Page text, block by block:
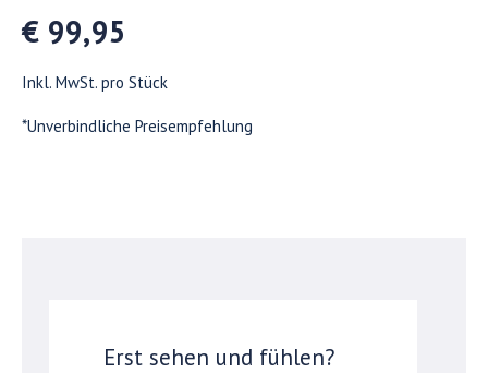
€ 99,95
Inkl. MwSt. pro Stück
*Unverbindliche Preisempfehlung
Erst sehen und fühlen?